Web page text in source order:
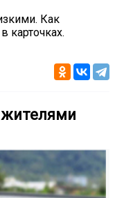
Как
карточках.